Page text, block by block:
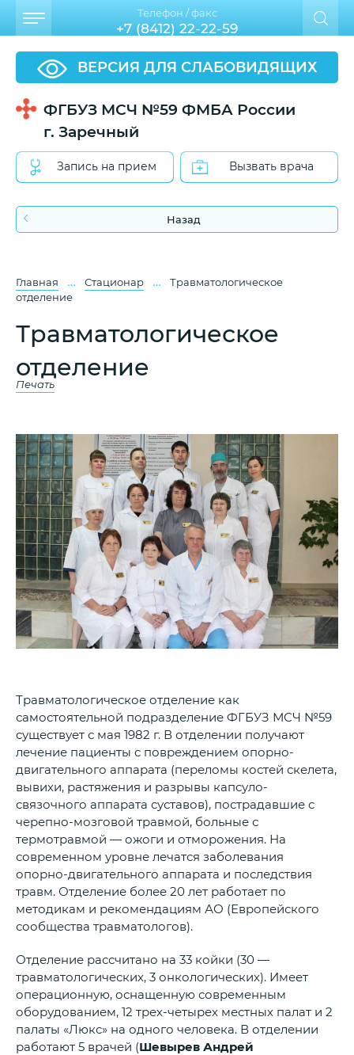
ВЕРСИЯ ДЛЯ СЛАБОВИДЯЩИХ
ФГБУЗ МСЧ №59 ФМБА России
г. Заречный
Запись на прием Вызвать врача
Телефон / факс
+7 (8412) 22-22-59
Назад
Главная … Стационар …
Травматологическое
отделение
Травматологическое
отделение
Печать
Травматологическое отделение как
самостоятельной подразделение ФГБУЗ МСЧ №59
существует с мая 1982 г. В отделении получают
лечение пациенты с повреждением опорно-
двигательного аппарата (переломы костей скелета,
вывихи, растяжения и разрывы капсуло-
связочного аппарата суставов), пострадавшие с
черепно-мозговой травмой, больные с
термотравмой — ожоги и отморожения. На
современном уровне лечатся заболевания
опорно-двигательного аппарата и последствия
травм. Отделение более 20 лет работает по
методикам и рекомендациям АО (Европейского
сообщества травматологов).
Отделение рассчитано на 33 койки (30 —
травматологических, 3 онкологических). Имеет
операционную, оснащенную современным
оборудованием, 12 трех-четырех местных палат и 2
палаты «Люкс» на одного человека. В отделении
работают 5 врачей (Шевырев Андрей